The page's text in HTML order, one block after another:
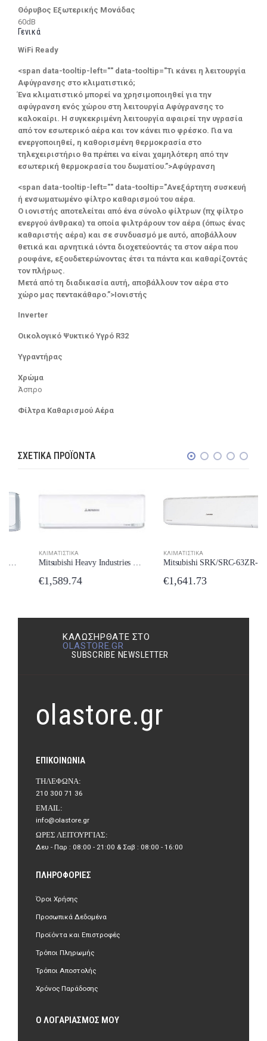
Θόρυβος Εξωτερικής Μονάδας
60dB
Γενικά
WiFi Ready
<span data-tooltip-left="" data-tooltip="Τι κάνει η λειτουργία
Αφύγρανσης στο κλιματιστικό;
Ένα κλιματιστικό μπορεί να χρησιμοποιηθεί για την
αφύγρανση ενός χώρου στη λειτουργία Αφύγρανσης το
καλοκαίρι. Η συγκεκριμένη λειτουργία αφαιρεί την υγρασία
από τον εσωτερικό αέρα και τον κάνει πιο φρέσκο. Για να
ενεργοποιηθεί, η καθορισμένη θερμοκρασία στο
τηλεχειριστήριο θα πρέπει να είναι χαμηλότερη από την
εσωτερική θερμοκρασία του δωματίου.”>Αφύγρανση
<span data-tooltip-left="" data-tooltip="Ανεξάρτητη συσκευή
ή ενσωματωμένο φίλτρο καθαρισμού του αέρα.
Ο ιονιστής αποτελείται από ένα σύνολο φίλτρων (πχ φίλτρο
ενεργού άνθρακα) τα οποία φιλτράρουν τον αέρα (όπως ένας
καθαριστής αέρα) και σε συνδυασμό με αυτό, αποβάλλουν
θετικά και αρνητικά ιόντα διοχετεύοντάς τα στον αέρα που
ρουφάνε, εξουδετερώνοντας έτσι τα πάντα και καθαρίζοντάς
τον πλήρως.
Μετά από τη διαδικασία αυτή, αποβάλλουν τον αέρα στο
χώρο μας πεντακάθαρο.”>Ιονιστής
Inverter
Οικολογικό Ψυκτικό Υγρό R32
Υγραντήρας
Χρώμα
Άσπρο
Φίλτρα Καθαρισμού Αέρα
ΣΧΕΤΙΚΆ ΠΡΟΪΌΝΤΑ
ΚΛΙΜΑΤΙΣΤΙΚΆ
Mitsubishi Heavy Industries SRK/SRK-35ZJX-S Κλιματιστικό Inverter 12000 BTU A++/A+ με Ιονιστή New Model 2024
1,589.74
ΚΛΙΜΑΤΙΣΤΙΚΆ
Mitsubishi SRK/SRC-63ZR-WF Κλιματιστικό Inverter 22000 BTU A++/A++ με Wi-Fi New Model 2024
1,641.73
ΚΑΛΩΣΉΡΘΑΤΕ ΣΤΟ
OLASTORE.GR
SUBSCRIBE NEWSLETTER
olastore.gr
ΕΠΙΚΟΙΝΩΝΊΑ
ΤΗΛΈΦΩΝΑ:
210 300 71 36
EMAIL:
info@olastore.gr
ΏΡΕΣ ΛΕΙΤΟΥΡΓΊΑΣ:
Δευ - Παρ : 08:00 - 21:00 & Σαβ : 08:00 - 16:00
ΠΛΗΡΟΦΟΡΊΕΣ
Όροι Χρήσης
Προσωπικά Δεδομένα
Προϊόντα και Επιστροφές
Τρόποι Πληρωμής
Τρόποι Αποστολής
Χρόνος Παράδοσης
Ο ΛΟΓΑΡΙΑΣΜΌΣ ΜΟΥ